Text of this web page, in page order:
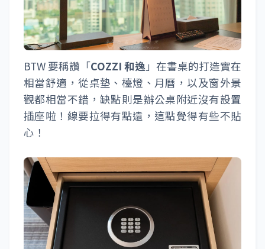
BTW 要稱讚「COZZI 和逸」在書桌的打造實在
相當舒適，從桌墊、檯燈、月曆，以及窗外景
觀都相當不錯，缺點則是辦公桌附近沒有設置
插座啦！線要拉得有點遠，這點覺得有些不貼
心！